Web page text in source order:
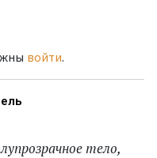
войти.
тело,